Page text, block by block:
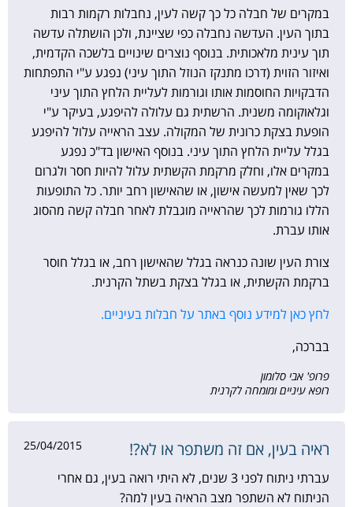
במקרים של חבלה כל כך קשה לעין, נחבלות רקמות רבות
בתוך העין. העדשה נחבלה כפי שציינת, ולכן הושתלה עדשה
תוך עינית מלאכותית. בנוסף נוצרים שינויים בלשכה הקדמית,
ואיזור הזוית (דרכו מתנקז הנוזל התוך עיני) נפגע ע"י התפתחות
הדבקויות החוסמות אותו וגורמות לעליית הלחץ התוך עיני
וגלאוקומה משנית. הרשתית גם עלולה להיפגע, בעיקר ע"י
הופעת בצקת כרונית של המקולה. עצב הראייה עלול להיפגע
בגלל עליית הלחץ התוך עיני. בנוסף האישון בד"כ נפגע
במקרים אלו, וחלק מרקמת הקשתית עלול להיות חסר ולגרום
לכך שאין למעשה אישון, או שהאישון רחב יותר. כל התופעות
הללו גורמות לכך שהראייה מוגבלת לאחר חבלה קשה מהסוג
אותו עברת.
צורת העין שונה כנראה בגלל שהאישון רחב, או בגלל חוסר
ברקמת הקשתית, או בגלל בצקת בשתל הקרנית.
לחץ כאן למידע נוסף באתר על חבלות בעיניים.
בברכה,
פרופ' אבי סלומון
רופא עיניים ומומחה לקרנית
ראיה בעין, אם זה משתפר או לא?! 25/04/2015
עברתי ניתוח לפני 3 שנים, לא היתי רואה בעין, גם אחרי
הניתוח לא השתפר מצב הראיה בעין למה?